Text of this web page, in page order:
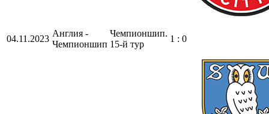
04.11.2023
Англия -
Чемпионшип
Чемпионшип.
15-й тур
1 : 0